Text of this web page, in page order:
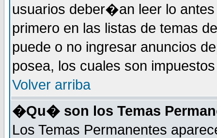
usuarios deber�an leer lo
primero en las listas de temas
puede o no ingresar anuncios
posea, los cuales son
Volver arriba
�Qu� son los Temas
Los Temas Permanentes